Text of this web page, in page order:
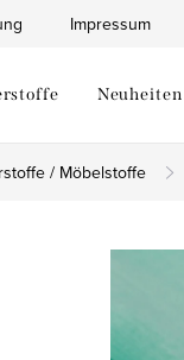
Impressum
Neuheiten
/ Möbelstoffe